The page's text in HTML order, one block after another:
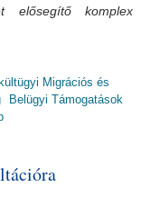
elősegítő komplex
Migrációs és
Belügyi Támogatások